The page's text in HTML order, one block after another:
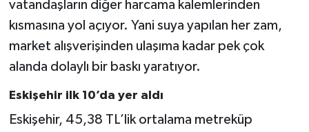
vatandaşların diğer harcama kalemlerinden
kısmasına yol açıyor. Yani suya yapılan her zam,
market alışverişinden ulaşıma kadar pek çok
alanda dolaylı bir baskı yaratıyor.
Eskişehir ilk 10’da yer aldı
Eskişehir, 45,38 TL’lik ortalama metreküp